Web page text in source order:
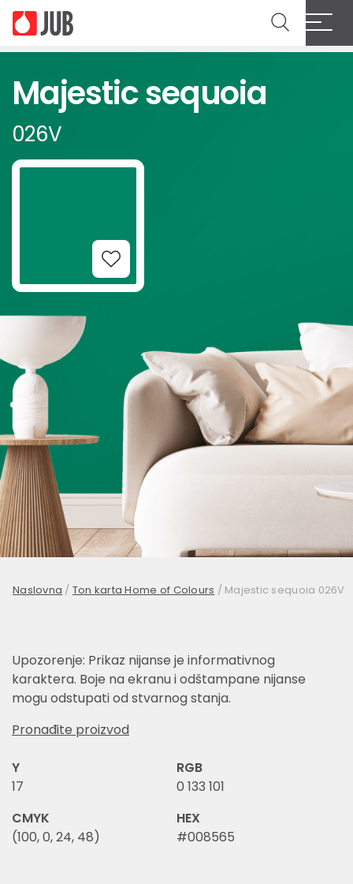
Majestic sequoia
026V
Add to Wishlist
Naslovna / Ton karta Home of Colours / Majestic sequoia 026V
Upozorenje: Prikaz nijanse je informativnog
karaktera. Boje na ekranu i odštampane nijanse
mogu odstupati od stvarnog stanja.
Pronađite proizvod
Y
17
RGB
0 133 101
CMYK
(100, 0, 24, 48)
HEX
#008565